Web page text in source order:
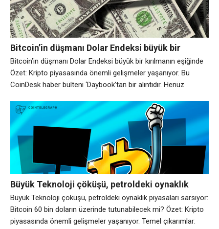
yayınlanan bir gönderide Trump,
Bitcoin’in düşmanı Dolar Endeksi büyük bir
kırılmanın eşiğinde
Bitcoin’in düşmanı Dolar Endeksi büyük bir kırılmanın eşiğinde
Özet: Kripto piyasasında önemli gelişmeler yaşanıyor. Bu
CoinDesk haber bülteni ‘Daybook’tan bir alıntıdır. Henüz
ve Dolar Endeksi (DXY) zıt yönlerde hareket ediyor; ikincisi,
kripto ayılarını cesaretlendirebilecek büyük bir hareketin
eşiğinde. En büyük kripto para birimi üst üste üçüncü günde de
baskı altında,
Büyük Teknoloji çöküşü, petroldeki oynaklık
piyasaları sarsıyor: Bitcoin 60 bin doların
üzerinde tutunabilecek mi?
Büyük Teknoloji çöküşü, petroldeki oynaklık piyasaları sarsıyor:
Bitcoin 60 bin doların üzerinde tutunabilecek mi? Özet: Kripto
piyasasında önemli gelişmeler yaşanıyor. Temel çıkarımlar: